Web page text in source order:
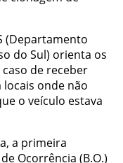
(Departamento
do Sul) orienta os
de receber
onde não
o veículo estava
a primeira
Ocorrência (B.O.)